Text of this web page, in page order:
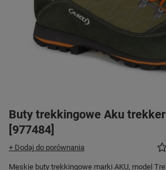
Buty trekkingowe Aku trekker
[977484]
+ Dodaj do porównania
Męskie buty trekkingowe marki AKU, model